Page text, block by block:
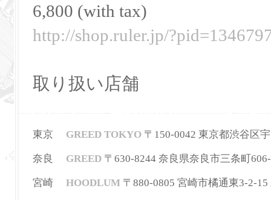
6,800 (with tax)
http://shop.ruler.jp/
取り扱い店舗
東京 GREED TOKYO 〒150-0042 東京都渋谷区
奈良 GREED 〒630-8244 奈良県奈良市三条町
宮崎 HOODLUM 〒880-0805 宮崎市橘通東3-2-